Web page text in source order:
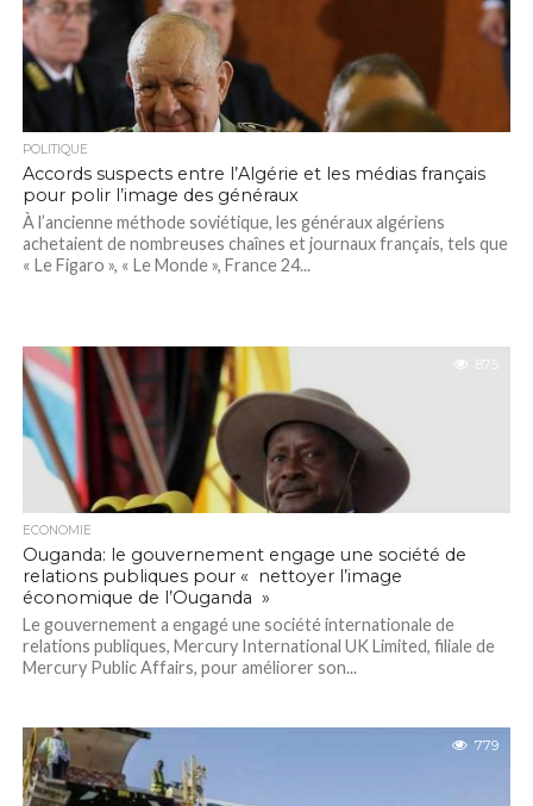
POLITIQUE
Accords suspects entre l’Algérie et les médias français
pour polir l’image des généraux
À l’ancienne méthode soviétique, les généraux algériens
achetaient de nombreuses chaînes et journaux français, tels que
« Le Figaro », « Le Monde », France 24...
875
ECONOMIE
Ouganda: le gouvernement engage une société de
relations publiques pour « nettoyer l’image
économique de l’Ouganda »
Le gouvernement a engagé une société internationale de
relations publiques, Mercury International UK Limited, filiale de
Mercury Public Affairs, pour améliorer son...
779